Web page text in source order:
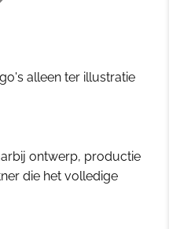
alleen ter illustratie
ontwerp, productie
die het volledige